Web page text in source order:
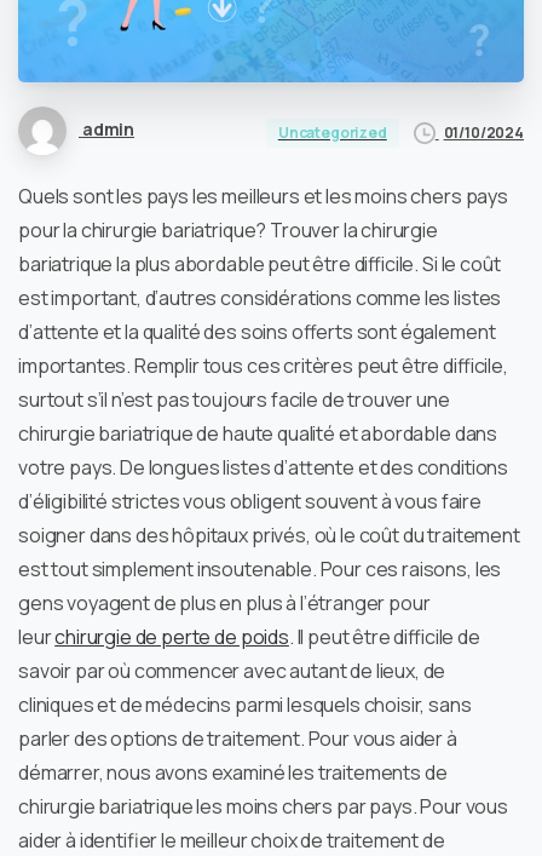
admin Uncategorized 01/10/2024
Quels sont les pays les meilleurs et les moins chers pays
pour la chirurgie bariatrique? Trouver la chirurgie
bariatrique la plus abordable peut être difficile. Si le coût
est important, d’autres considérations comme les listes
d’attente et la qualité des soins offerts sont également
importantes. Remplir tous ces critères peut être difficile,
surtout s’il n’est pas toujours facile de trouver une
chirurgie bariatrique de haute qualité et abordable dans
votre pays. De longues listes d’attente et des conditions
d’éligibilité strictes vous obligent souvent à vous faire
soigner dans des hôpitaux privés, où le coût du traitement
est tout simplement insoutenable. Pour ces raisons, les
gens voyagent de plus en plus à l’étranger pour
leurchirurgie de perte de poids. Il peut être difficile de
savoir par où commencer avec autant de lieux, de
cliniques et de médecins parmi lesquels choisir, sans
parler des options de traitement. Pour vous aider à
démarrer, nous avons examiné les traitements de
chirurgie bariatrique les moins chers par pays. Pour vous
aider à identifier le meilleur choix de traitement de